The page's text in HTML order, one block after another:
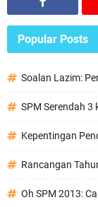
Popular Posts
Soalan Lazim:
SPM Serendah
Kepentingan
Rancangan
Oh SPM 2013: